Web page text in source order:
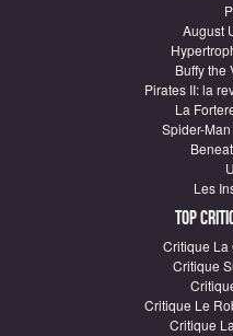
August
Buffy the
Pirates II: la
La
Spider-
Les
Top
Critique La
Critique
Critique Le
Critique